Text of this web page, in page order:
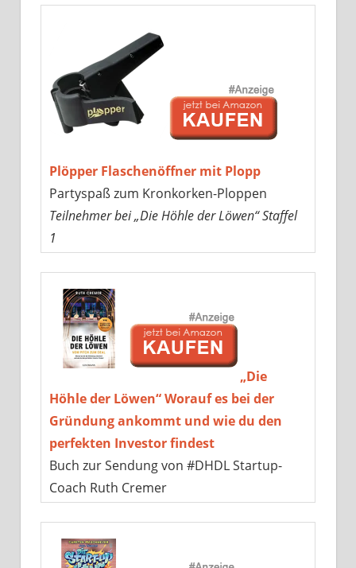
Plöpper Flaschenöffner mit Plopp
Partyspaß zum Kronkorken-Ploppen
Teilnehmer bei „Die Höhle der Löwen“ Staffel
1
„Die
Höhle der Löwen“ Worauf es bei der
Gründung ankommt und wie du den
perfekten Investor findest
Buch zur Sendung von #DHDL Startup-
Coach Ruth Cremer